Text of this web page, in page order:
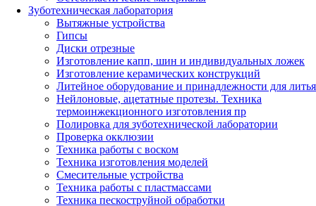
Зуботехническая лаборатория
Вытяжные устройства
Гипсы
Диски отрезные
Изготовление капп, шин и индивидуальных ложек
Изготовление керамических конструкций
Литейное оборудование и принадлежности для литья
Нейлоновые, ацетатные протезы. Техника
термоинжекционного изготовления пр
Полировка для зуботехнической лаборатории
Проверка окклюзии
Техника работы с воском
Техника изготовления моделей
Смесительные устройства
Техника работы с пластмассами
Техника пескоструйной обработки